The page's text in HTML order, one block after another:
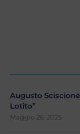
Augusto
Lotito”
Maggio 26, 2025